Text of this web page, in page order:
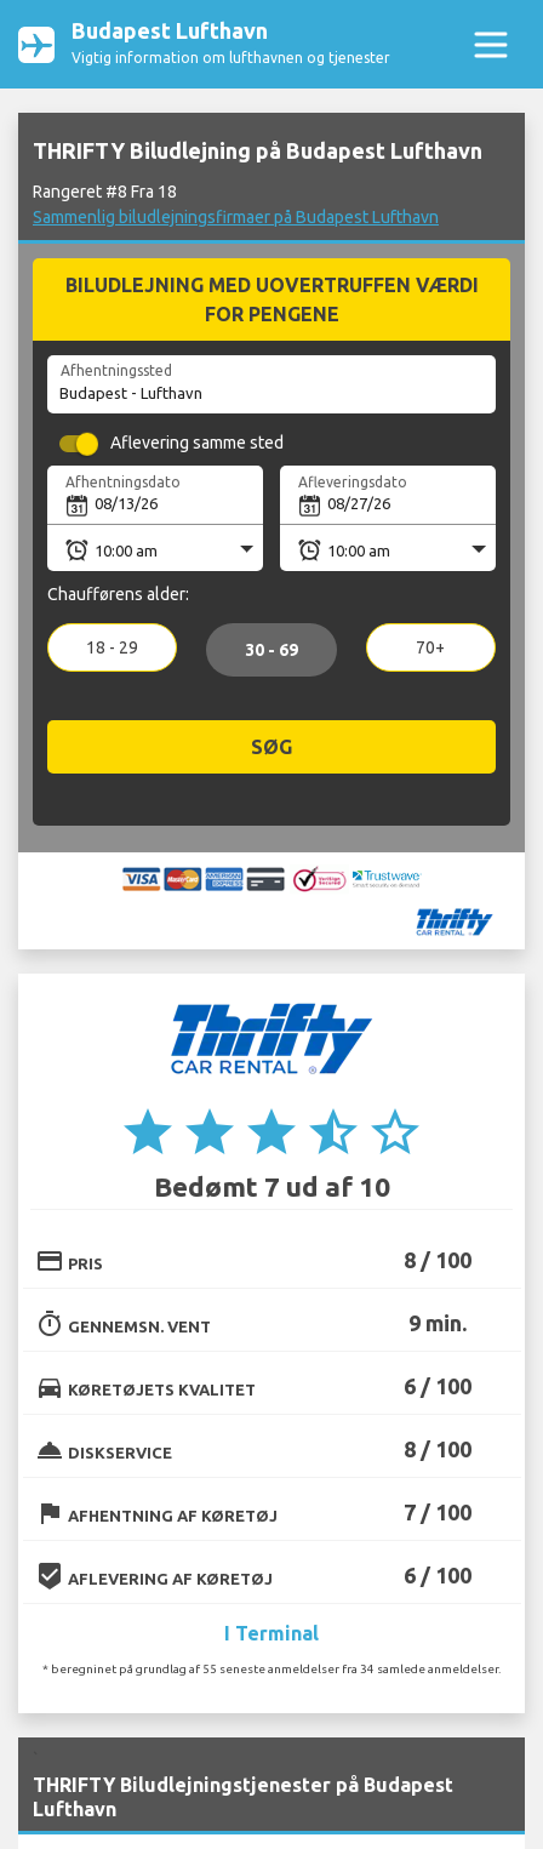
Budapest Lufthavn
Vigtig information om lufthavnen og tjenester
THRIFTY Biludlejning på Budapest Lufthavn
Rangeret #8 Fra 18
Sammenlig biludlejningsfirmaer på Budapest Lufthavn
BILUDLEJNING MED UOVERTRUFFEN VÆRDI
FOR PENGENE
Afhentningssted
Aflevering samme sted
Afhentningsdato Afleveringsdato
Chaufførens alder:
18 - 29 30 - 69 70+
SØG
star star star star_half star_border
Bedømt 7 ud af 10
credit_card PRIS 8 / 100
timer GENNEMSN. VENT 9 min.
directions_car KØRETØJETS KVALITET 6 / 100
room_service DISKSERVICE 8 / 100
flag AFHENTNING AF KØRETØJ 7 / 100
beenhere AFLEVERING AF KØRETØJ 6 / 100
I Terminal
* beregninet på grundlag af 55 seneste anmeldelser fra 34 samlede anmeldelser.
THRIFTY Biludlejningstjenester på Budapest
Lufthavn